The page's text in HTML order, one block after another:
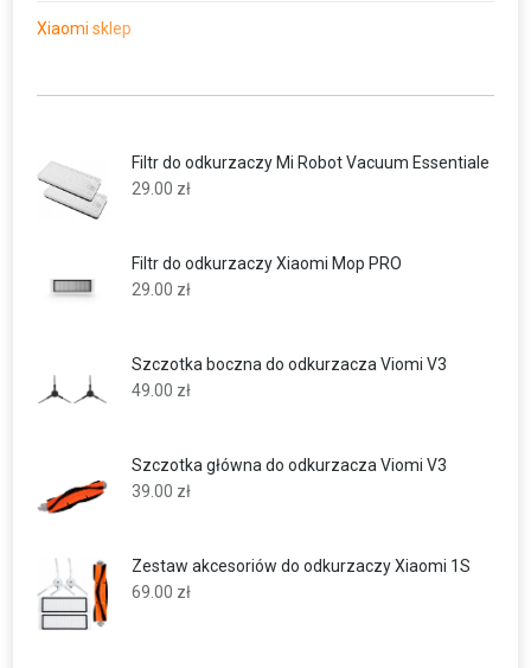
Xiaomi sklep
Filtr do odkurzaczy Mi Robot Vacuum Essentiale
29.00 zł
Filtr do odkurzaczy Xiaomi Mop PRO
29.00 zł
Szczotka boczna do odkurzacza Viomi V3
49.00 zł
Szczotka główna do odkurzacza Viomi V3
39.00 zł
Zestaw akcesoriów do odkurzaczy Xiaomi 1S
69.00 zł